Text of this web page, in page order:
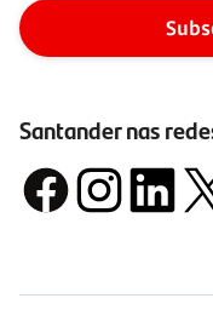
Santander nas